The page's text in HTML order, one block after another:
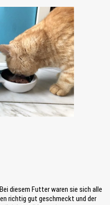
diesem Futter waren sie sich alle
richtig gut geschmeckt und der